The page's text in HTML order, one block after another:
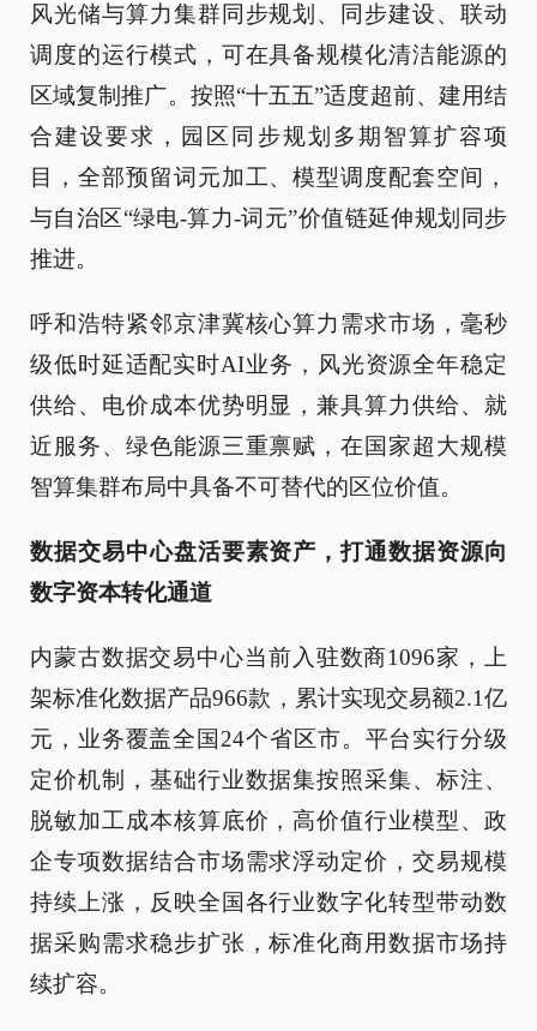
风光储与算力集群同步规划、同步建设、联动
调度的运行模式，可在具备规模化清洁能源的
区域复制推广。按照“十五五”适度超前、建用结
合建设要求，园区同步规划多期智算扩容项
目，全部预留词元加工、模型调度配套空间，
与自治区“绿电-算力-词元”价值链延伸规划同步
推进。
呼和浩特紧邻京津冀核心算力需求市场，毫秒
级低时延适配实时AI业务，风光资源全年稳定
供给、电价成本优势明显，兼具算力供给、就
近服务、绿色能源三重禀赋，在国家超大规模
智算集群布局中具备不可替代的区位价值。
数据交易中心盘活要素资产，打通数据资源向
数字资本转化通道
内蒙古数据交易中心当前入驻数商1096家，上
架标准化数据产品966款，累计实现交易额2.1亿
元，业务覆盖全国24个省区市。平台实行分级
定价机制，基础行业数据集按照采集、标注、
脱敏加工成本核算底价，高价值行业模型、政
企专项数据结合市场需求浮动定价，交易规模
持续上涨，反映全国各行业数字化转型带动数
据采购需求稳步扩张，标准化商用数据市场持
续扩容。